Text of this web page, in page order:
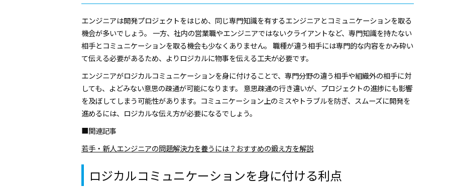
エンジニアは開発プロジェクトをはじめ、同じ専門知識を有するエンジニアとコミュニケーションを取る
機会が多いでしょう。 一方、社内の営業職やエンジニアではないクライアントなど、専門知識を持たない
相手とコミュニケーションを取る機会も少なくありません。 職種が違う相手には専門的な内容をかみ砕い
て伝える必要があるため、よりロジカルに物事を伝える工夫が必要です。
エンジニアがロジカルコミュニケーションを身に付けることで、専門分野の違う相手や組織外の相手に対
しても、よどみない意思の疎通が可能になります。 意思疎通の行き違いが、プロジェクトの進捗にも影響
を及ぼしてしまう可能性があります。コミュニケーション上のミスやトラブルを防ぎ、スムーズに開発を
進めるには、ロジカルな伝え方が必要になるでしょう。
■関連記事
若手・新人エンジニアの問題解決力を養うには？おすすめの鍛え方を解説
ロジカルコミュニケーションを身に付ける利点